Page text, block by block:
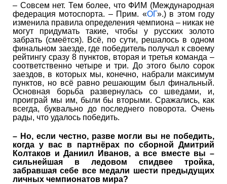
– Совсем нет. Тем более, что ФИМ (Международная
федерация мотоспорта. – Прим. «ОГ».) в этом году
изменила правила определения чемпиона – никак не
могут придумать такие, чтобы у русских золото
забрать (смеётся). Всё, по сути, решалось в одном
финальном заезде, где победитель получал к своему
рейтингу сразу 8 пунктов, вторая и третья команда –
соответственно четыре и три. До этого было сорок
заездов, в которых мы, конечно, набрали максимум
пунктов, но всё равно решающим был финальный.
Основная борьба развернулась со шведами, и,
проиграй мы им, были бы вторыми. Сражались, как
всегда, буквально до последнего поворота. Очень
рады, что удалось победить.
– Но, если честно, разве могли вы не победить,
когда у вас в партнёрах по сборной Дмитрий
Колтаков и Даниил Иванов, а все вместе вы –
сильнейшая в ледовом спидвее тройка,
забравшая себе все медали шести предыдущих
личных чемпионатов мира?